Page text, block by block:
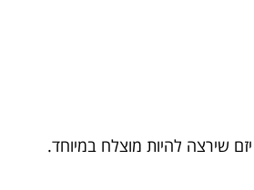
שירצה להיות מוצלח במיוחד.